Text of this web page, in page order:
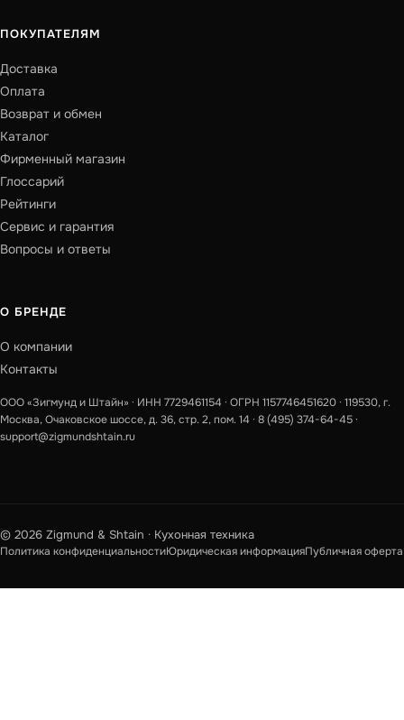
ПОКУПАТЕЛЯМ
Доставка
Оплата
Возврат и обмен
Каталог
Фирменный магазин
Глоссарий
Рейтинги
Сервис и гарантия
Вопросы и ответы
О БРЕНДЕ
О компании
Контакты
ООО «Зигмунд и Штайн» · ИНН 7729461154 · ОГРН 1157746451620 · 119530, г.
Москва, Очаковское шоссе, д. 36, стр. 2, пом. 14 · 8 (495) 374-64-45 ·
support@zigmundshtain.ru
© 2026 Zigmund & Shtain · Кухонная техника
Политика конфиденциальностиЮридическая информацияПубличная оферта